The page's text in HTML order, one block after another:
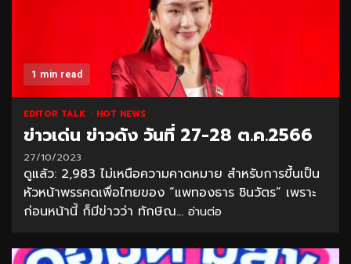
1 min read
EDITOR TALK HOT NEWS
ข่าวเด่น ข่าวดัง วันที่ 27-28 ต.ค.2566
27/10/2023
ดูแล้ว: 2,983 ไม่เหนือความคาดหมาย สำหรับการขึ้นเป็น
หัวหน้าพรรคดเพื่อไทยของ “แพทองธาร ชินวัตร” เพราะ
ก่อนหน้านี้ ก็มีข่าวว่า ทักษิณ... อ่านต่อ